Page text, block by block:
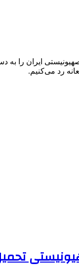
ایران را
رد می‌کنیم.